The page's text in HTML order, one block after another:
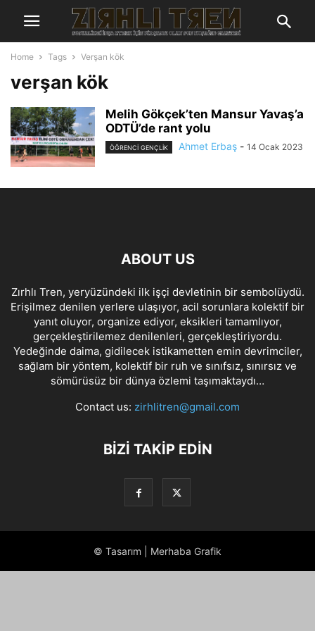
Home Tags Verşan kök
verşan kök
Melih Gökçek’ten Mansur Yavaş’a
ODTÜ’de rant yolu
ÖĞRENCI GENÇLIK Ahmet Erbaş - 14 Ocak 2023
ABOUT US
Zırhlı Tren, yeryüzündeki ilk işçi devletinin bir sembolüydü.
Erişilmez denilen yerlere ulaşıyor, acil sorunlara kolektif bir
yanıt oluyor, organize ediyor, eksikleri tamamlıyor,
gerçekleştirilemez denilenleri, gerçekleştiriyordu.
Yedeğinde daima, gidilecek istikametten emin devrimciler,
sağlam bir yöntem, kolektif bir ruh ve sınıfsız, sınırsız ve
sömürüsüz bir dünya özlemi taşımaktaydı…
Contact us: zirhlitren@gmail.com
BİZİ TAKİP EDİN
© Tasarım | Merhaba Grafik